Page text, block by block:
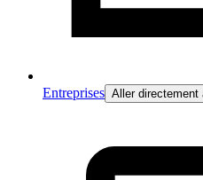
Entreprises Aller directement